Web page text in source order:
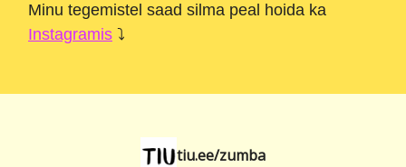
Minu tegemistel saad silma peal hoida ka
Instagramis ⤵
tiu.ee/zumba